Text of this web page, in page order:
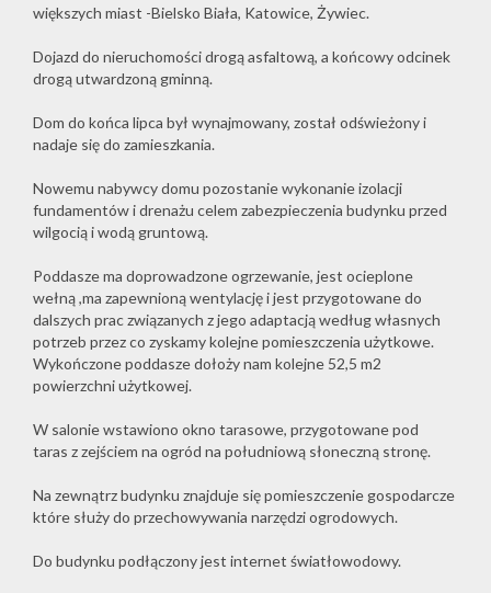
większych miast -Bielsko Biała, Katowice, Żywiec.
Dojazd do nieruchomości drogą asfaltową, a końcowy odcinek
drogą utwardzoną gminną.
Dom do końca lipca był wynajmowany, został odświeżony i
nadaje się do zamieszkania.
Nowemu nabywcy domu pozostanie wykonanie izolacji
fundamentów i drenażu celem zabezpieczenia budynku przed
wilgocią i wodą gruntową.
Poddasze ma doprowadzone ogrzewanie, jest ocieplone
wełną ,ma zapewnioną wentylację i jest przygotowane do
dalszych prac związanych z jego adaptacją według własnych
potrzeb przez co zyskamy kolejne pomieszczenia użytkowe.
Wykończone poddasze dołoży nam kolejne 52,5 m2
powierzchni użytkowej.
W salonie wstawiono okno tarasowe, przygotowane pod
taras z zejściem na ogród na południową słoneczną stronę.
Na zewnątrz budynku znajduje się pomieszczenie gospodarcze
które służy do przechowywania narzędzi ogrodowych.
Do budynku podłączony jest internet światłowodowy.